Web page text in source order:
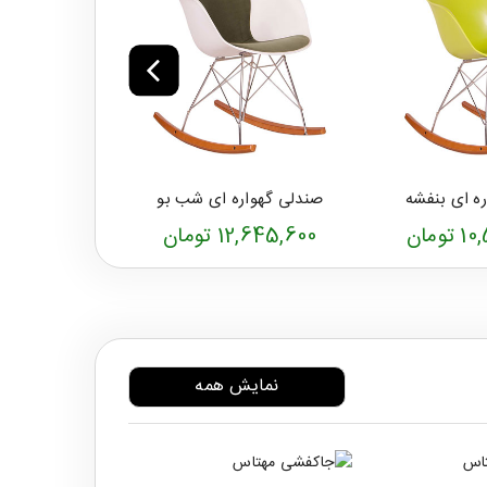
ای بنفشه صندلی گهواره ای شب بو
12,645,600 تومان
نمایش همه